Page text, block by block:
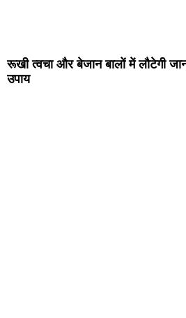
रूखी त्वचा और बेजान बालों में लौटेगी
उपाय